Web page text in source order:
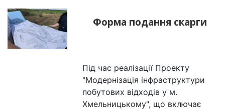
Форма подання скарги
Під час реалізації Проекту
"Модернізація інфраструктури
побутових відходів у м.
Хмельницькому", що включає